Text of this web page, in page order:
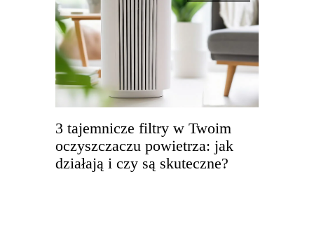
3 tajemnicze filtry w Twoim
oczyszczaczu powietrza: jak
działają i czy są skuteczne?